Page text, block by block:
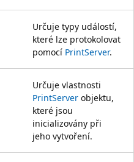
Určuje typy událostí,
které lze protokolovat
pomocí PrintServer.
Určuje vlastnosti
PrintServer objektu,
které jsou
inicializovány při
jeho vytvoření.